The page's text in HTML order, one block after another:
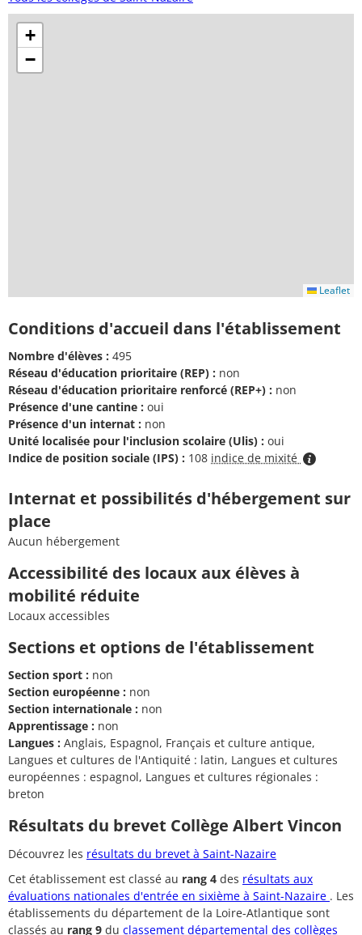
+
−
Leaflet
Conditions d'accueil dans l'établissement
Nombre d'élèves : 495
Réseau d'éducation prioritaire (REP) : non
Réseau d'éducation prioritaire renforcé (REP+) : non
Présence d'une cantine : oui
Présence d'un internat : non
Unité localisée pour l'inclusion scolaire (Ulis) : oui
Indice de position sociale (IPS) : 108 indice de mixité
Internat et possibilités d'hébergement sur
place
Aucun hébergement
Accessibilité des locaux aux élèves à
mobilité réduite
Locaux accessibles
Sections et options de l'établissement
Section sport : non
Section européenne : non
Section internationale : non
Apprentissage : non
Langues : Anglais, Espagnol, Français et culture antique,
Langues et cultures de l'Antiquité : latin, Langues et cultures
européennes : espagnol, Langues et cultures régionales :
breton
Résultats du brevet Collège Albert Vincon
Découvrez les résultats du brevet à Saint-Nazaire
Cet établissement est classé au rang 4 des résultats aux
évaluations nationales d'entrée en sixième à Saint-Nazaire . Les
établissements du département de la Loire-Atlantique sont
classés au rang 9 du classement départemental des collèges